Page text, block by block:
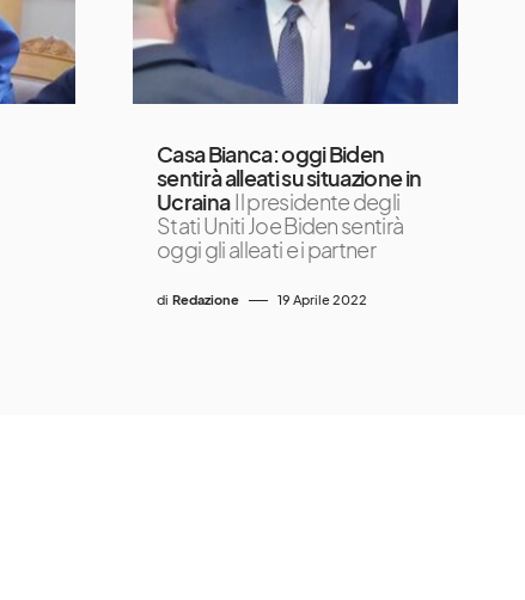
Casa Bianca: oggi Biden
sentirà alleati su situazione in
Ucraina Il presidente degli
Stati Uniti Joe Biden sentirà
oggi gli alleati e i partner
di Redazione 19 Aprile 2022